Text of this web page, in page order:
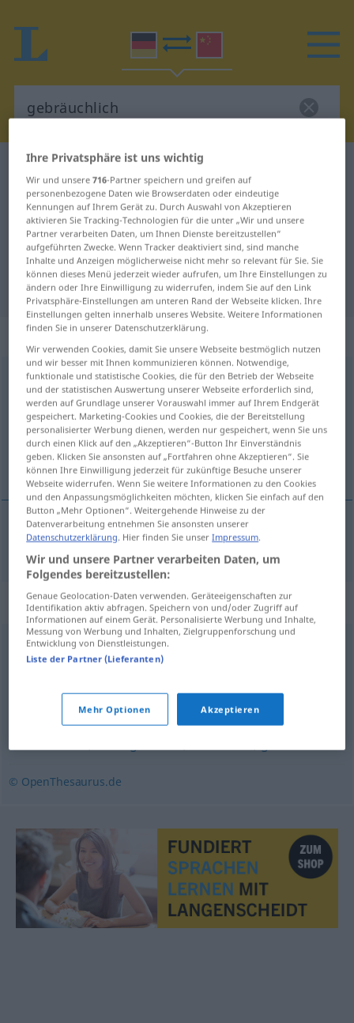
Deutsch-Chinesisch Wörterbuch
Deutsch-Chinesisch Übersetzung
für "gebräuchlich"
"gebräuchlich" Chinesisch
Übersetzung
„gebräuchlich“
gebräuchlich
Übersicht aller Übersetzungen
(Für mehr Details die Übersetzung anklicken/antippen)
常用的
常用的[chángyòngde] gebräuchlich
Synonyme für "gebräuchlich"
klassisch,herkömmlich,häufig
,herkömmlich,überkommen (geh.) ordinär
© OpenThesaurus.de
Ihre Privatsphäre ist uns wichtig
Wir und unsere716-Partner speichern und greifen auf
personenbezogene Daten wie Browserdaten oder eindeutige
Kennungen auf Ihrem Gerät zu. Durch Auswahl von Akzeptieren
aktivieren Sie Tracking-Technologien für die unter „Wir und unsere
Partner verarbeiten Daten, um Ihnen Dienste bereitzustellen“
aufgeführten Zwecke. Wenn Tracker deaktiviert sind, sind manche
Inhalte und Anzeigen möglicherweise nicht mehr so relevant für Sie. Sie
können dieses Menü jederzeit wieder aufrufen, um Ihre Einstellungen zu
ändern oder Ihre Einwilligung zu widerrufen, indem Sie auf den Link
Privatsphäre-Einstellungen am unteren Rand der Webseite klicken. Ihre
Einstellungen gelten innerhalb unseres Website. Weitere Informationen
finden Sie in unserer Datenschutzerklärung.
Wir verwenden Cookies, damit Sie unsere Webseite bestmöglich nutzen
und wir besser mit Ihnen kommunizieren können. Notwendige,
funktionale und statistische Cookies, die für den Betrieb der Webseite
und der statistischen Auswertung unserer Webseite erforderlich sind,
werden auf Grundlage unserer Vorauswahl immer auf Ihrem Endgerät
gespeichert. Marketing-Cookies und Cookies, die der Bereitstellung
personalisierter Werbung dienen, werden nur gespeichert, wenn Sie uns
durch einen Klick auf den „Akzeptieren“-Button Ihr Einverständnis
geben. Klicken Sie ansonsten auf „Fortfahren ohne Akzeptieren“. Sie
können Ihre Einwilligung jederzeit für zukünftige Besuche unserer
Webseite widerrufen. Wenn Sie weitere Informationen zu den Cookies
und den Anpassungsmöglichkeiten möchten, klicken Sie einfach auf den
Button „Mehr Optionen“. Weitergehende Hinweise zu der
Datenverarbeitung entnehmen Sie ansonsten unserer
Datenschutzerklärung. Hier finden Sie unserImpressum.
Wir und unsere Partner verarbeiten Daten, um
Folgendes bereitzustellen:
Genaue Geolocation-Daten verwenden. Geräteeigenschaften zur
Identifikation aktiv abfragen. Speichern von und/oder Zugriff auf
Informationen auf einem Gerät. Personalisierte Werbung und Inhalte,
Messung von Werbung und Inhalten, Zielgruppenforschung und
Entwicklung von Dienstleistungen.
Liste der Partner (Lieferanten)
Mehr Optionen Akzeptieren